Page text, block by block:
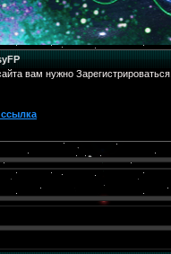
вам нужно Зарегистрироваться.